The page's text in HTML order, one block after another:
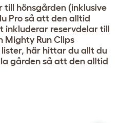
hönsgården (inklusive
Pro så att den alltid
inkluderar reservdelar till
Mighty Run Clips
här hittar du allt du
gården så att den alltid